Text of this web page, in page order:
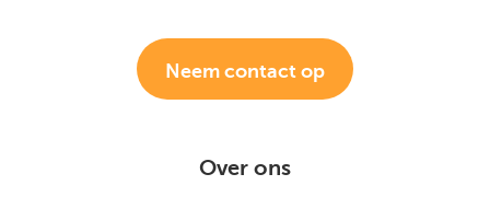
Neem contact op
Over ons